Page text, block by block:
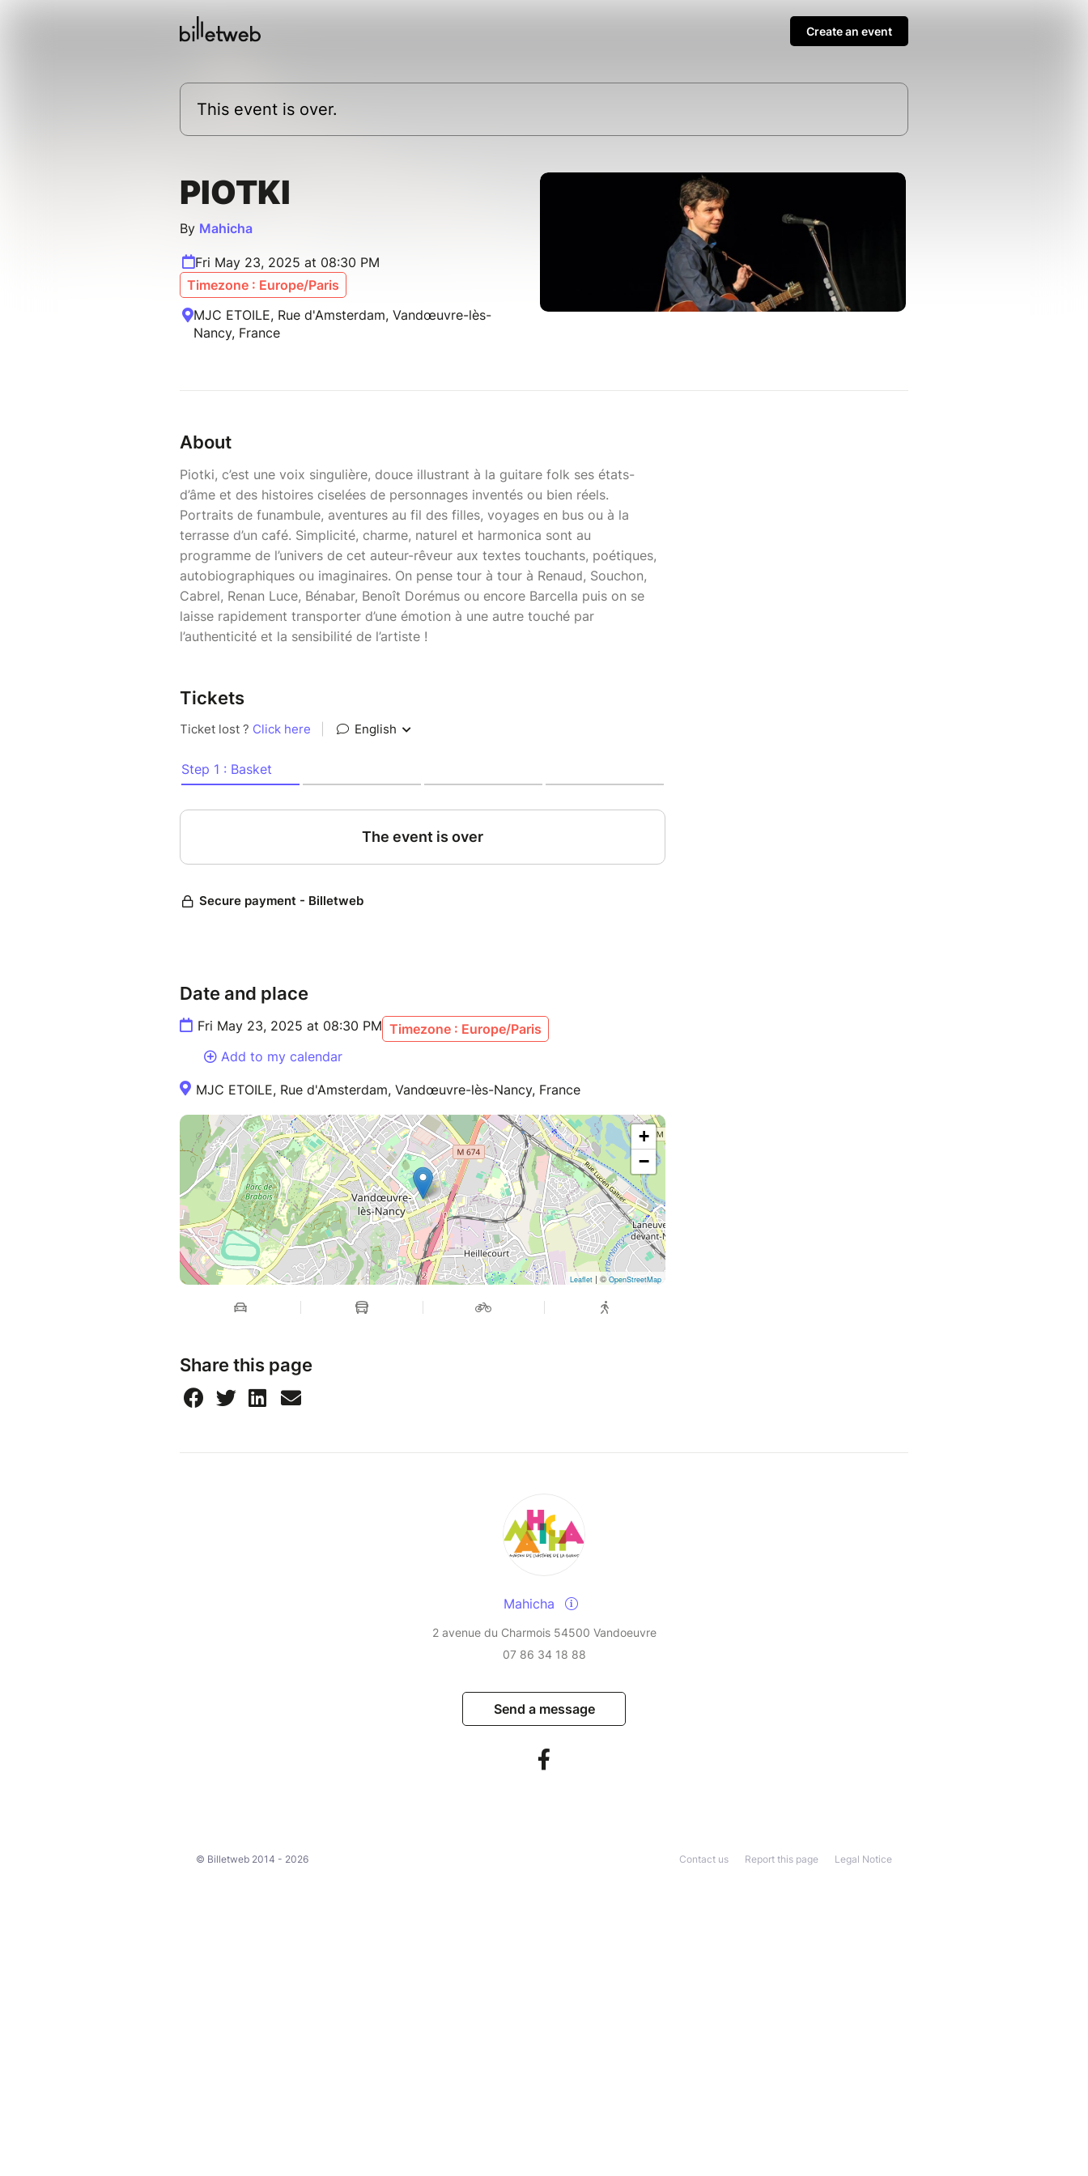
Create an event
This event is over.
PIOTKI
By Mahicha
Fri May 23, 2025 at 08:30 PM
Timezone : Europe/Paris
MJC ETOILE, Rue d'Amsterdam, Vandœuvre-lès-
Nancy, France
About
Piotki, c’est une voix singulière, douce illustrant à la guitare folk ses états-
d’âme et des histoires ciselées de personnages inventés ou bien réels.
Portraits de funambule, aventures au fil des filles, voyages en bus ou à la
terrasse d’un café. Simplicité, charme, naturel et harmonica sont au
programme de l’univers de cet auteur-rêveur aux textes touchants, poétiques,
autobiographiques ou imaginaires. On pense tour à tour à Renaud, Souchon,
Cabrel, Renan Luce, Bénabar, Benoît Dorémus ou encore Barcella puis on se
laisse rapidement transporter d’une émotion à une autre touché par
l’authenticité et la sensibilité de l’artiste !
Tickets
Date and place
Fri May 23, 2025 at 08:30 PM Timezone : Europe/Paris
Add to my calendar
MJC ETOILE, Rue d'Amsterdam, Vandœuvre-lès-Nancy, France
+
−
Leaflet | ©OpenStreetMap
Share this page
Mahicha
2 avenue du Charmois 54500 Vandoeuvre
07 86 34 18 88
Send a message
© Billetweb 2014 - 2026 Legal Notice
Report this page
Contact us